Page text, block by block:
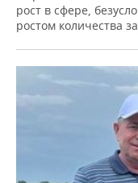
рост в сфере,
ростом количества